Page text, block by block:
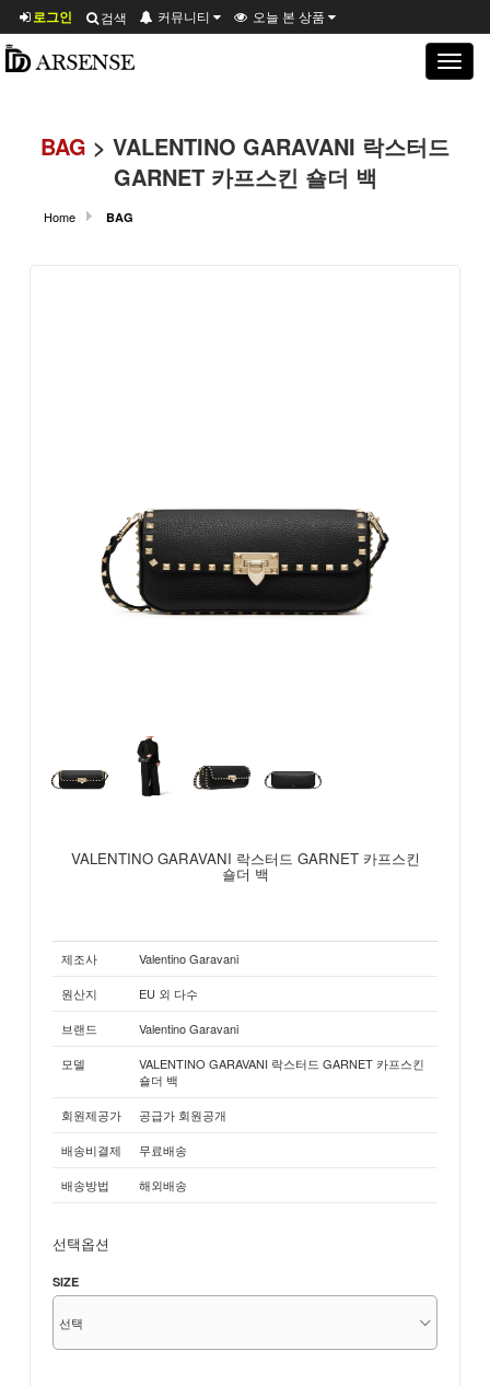
로그인 검색 커뮤니티 오늘 본 상품
Toggle
BAG > VALENTINO GARAVANI 락스터드
GARNET 카프스킨 숄더 백
Home BAG
VALENTINO GARAVANI 락스터드 GARNET 카프스킨
숄더 백
제조사
Valentino Garavani
원산지
EU 외 다수
브랜드
Valentino Garavani
모델
VALENTINO GARAVANI 락스터드 GARNET 카프스킨
숄더 백
회원제공가
공급가 회원공개
배송비결제
무료배송
배송방법
해외배송
선택옵션
SIZE